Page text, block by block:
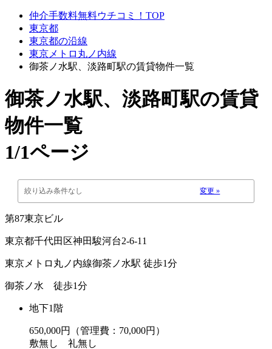
仲介手数料無料ウチコミ！TOP
東京都
東京都の沿線
東京メトロ丸ノ内線
御茶ノ水駅、淡路町駅の賃貸物件一覧
御茶ノ水駅、淡路町駅の賃貸
物件一覧
1/1ページ
絞り込み条件なし 変更 »
第87東京ビル
東京都千代田区神田駿河台2-6-11
東京メトロ丸ノ内線御茶ノ水駅 徒歩1分
御茶ノ水 徒歩1分
地下1階
650,000円（管理費：70,000円）
敷無し 礼無し